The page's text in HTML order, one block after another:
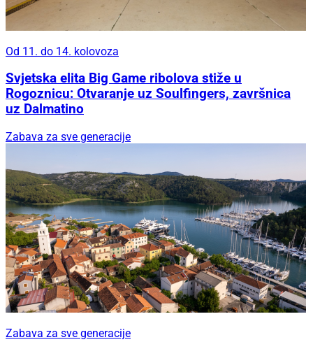
Od 11. do 14. kolovoza
Svjetska elita Big Game ribolova stiže u
Rogoznicu: Otvaranje uz Soulfingers, završnica
uz Dalmatino
Zabava za sve generacije
Zabava za sve generacije